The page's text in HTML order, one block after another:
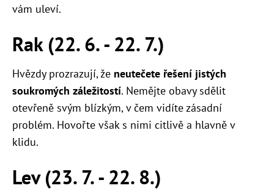
vám uleví.
Rak (22. 6. - 22. 7.)
Hvězdy prozrazují, že neutečete řešení jistých
soukromých záležitostí. Nemějte obavy sdělit
otevřeně svým blízkým, v čem vidíte zásadní
problém. Hovořte však s nimi citlivě a hlavně v
klidu.
Lev (23. 7. - 22. 8.)